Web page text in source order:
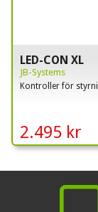
LED-CON XL
2.495 kr
JB-Systems
Kontroller för